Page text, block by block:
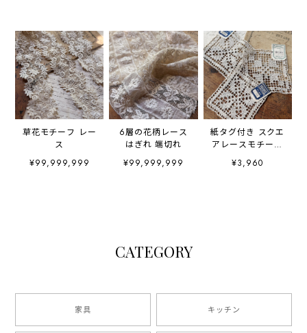
草花モチーフ レー
ス
¥99,999,999
6層の花柄レース
はぎれ 端切れ
¥99,999,999
紙タグ付き スクエ
アレースモチーフ
3枚セット
¥3,960
CATEGORY
家具 キッチン